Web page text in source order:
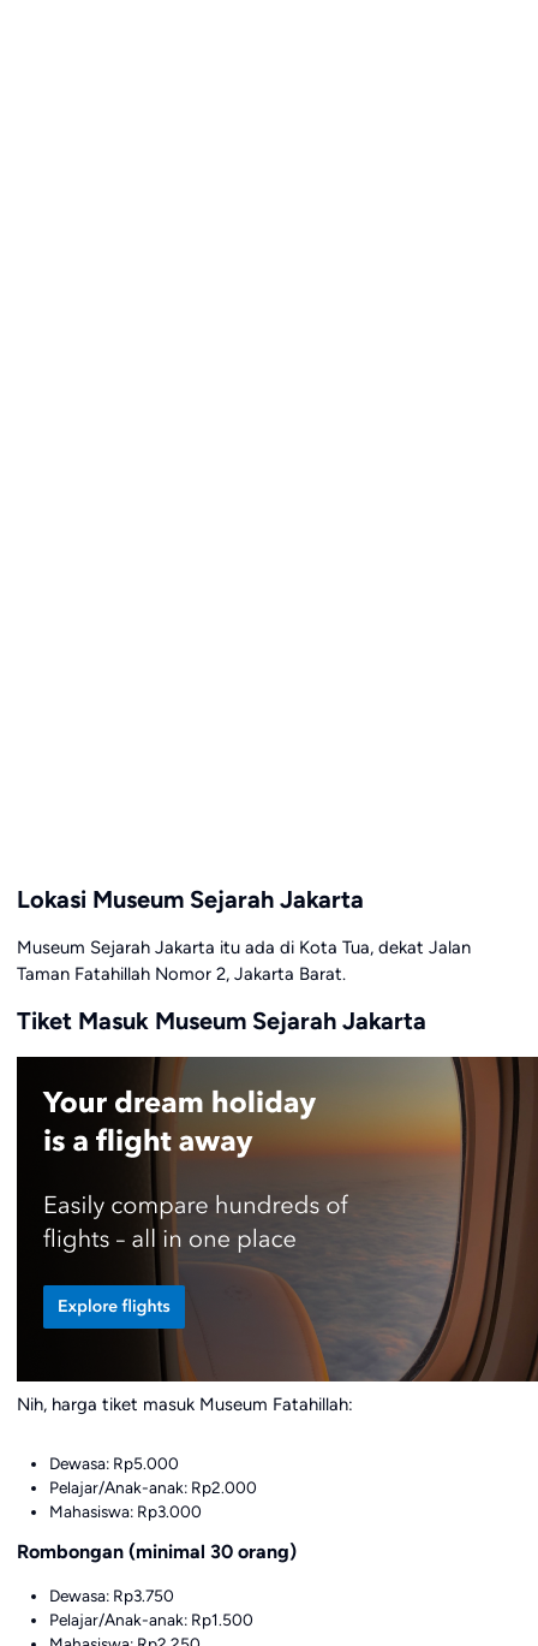
Lokasi Museum Sejarah Jakarta
Museum Sejarah Jakarta itu ada di Kota Tua, dekat Jalan
Taman Fatahillah Nomor 2, Jakarta Barat.
Tiket Masuk Museum Sejarah Jakarta
Nih, harga tiket masuk Museum Fatahillah:
Dewasa: Rp5.000
Pelajar/Anak-anak: Rp2.000
Mahasiswa: Rp3.000
Rombongan (minimal 30 orang)
Dewasa: Rp3.750
Pelajar/Anak-anak: Rp1.500